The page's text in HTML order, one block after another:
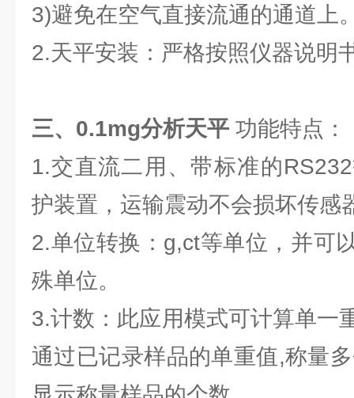
3)避免在空气直接流通的通道上
2.天平安装：严格按照仪器说明
三、0.1mg分析天平 功能特点：
1.交直流二用、带标准的
护装置，运输震动不会损坏传感
2.单位转换：g,ct等单位，并可
殊单位。
3.计数：此应用模式可计算单一
通过已记录样品的单重值,称量